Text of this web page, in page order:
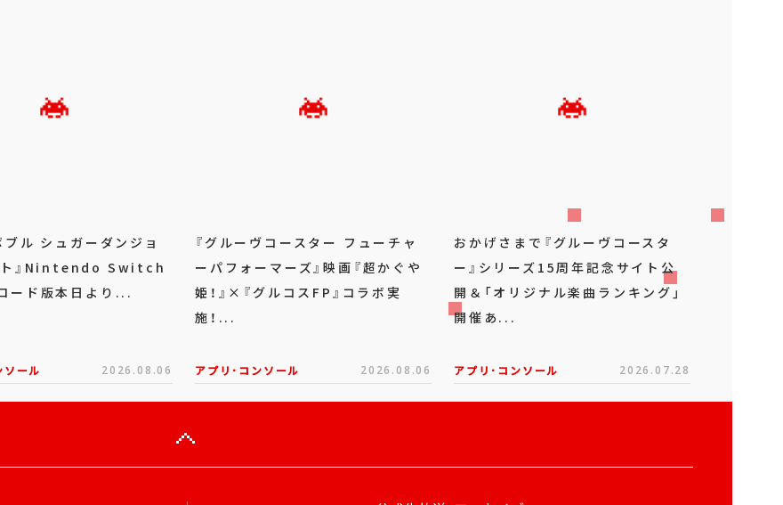
ブル シュガーダンジョ
ト』Nintendo Switch
ード版本日より...
ソール 2026.08.06
『グルーヴコースター フューチャ
ーパフォーマーズ』映画『超かぐや
姫！』×『グルコスFP』コラボ実
施！...
アプリ･コンソール 2026.08.06
おかげさまで『グルーヴコースタ
ー』シリーズ15周年記念サイト公
開＆「オリジナル楽曲ランキング」
開催あ...
アプリ･コンソール 2026.07.28